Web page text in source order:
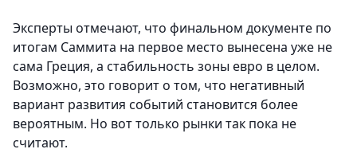
Эксперты отмечают, что финальном документе по
итогам Саммита на первое место вынесена уже не
сама Греция, а стабильность зоны евро в целом.
Возможно, это говорит о том, что негативный
вариант развития событий становится более
вероятным. Но вот только рынки так пока не
считают.